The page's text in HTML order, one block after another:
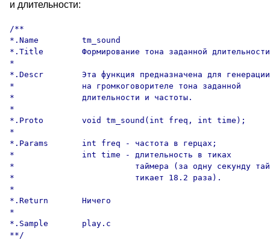
и длительности:
/**
*.Name         tm_sound
*.Title        Формирование тона заданной длительности
*
*.Descr        Эта функция предназначена для генерации
*              на громкоговорителе тона заданной
*              длительности и частоты.
*
*.Proto        void tm_sound(int freq, int time);
*
*.Params       int freq - частота в герцах;
*              int time - длительность в тиках
*                         таймера (за одну секунду
*                         тикает 18.2 раза).
*
*.Return       Ничего
*
*.Sample       play.c
**/